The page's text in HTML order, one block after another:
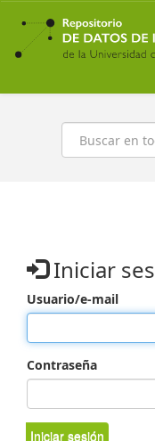
Ir
contenido
principal
Buscar
Iniciar
Usuario/e-mail
Contraseña
Iniciar sesión